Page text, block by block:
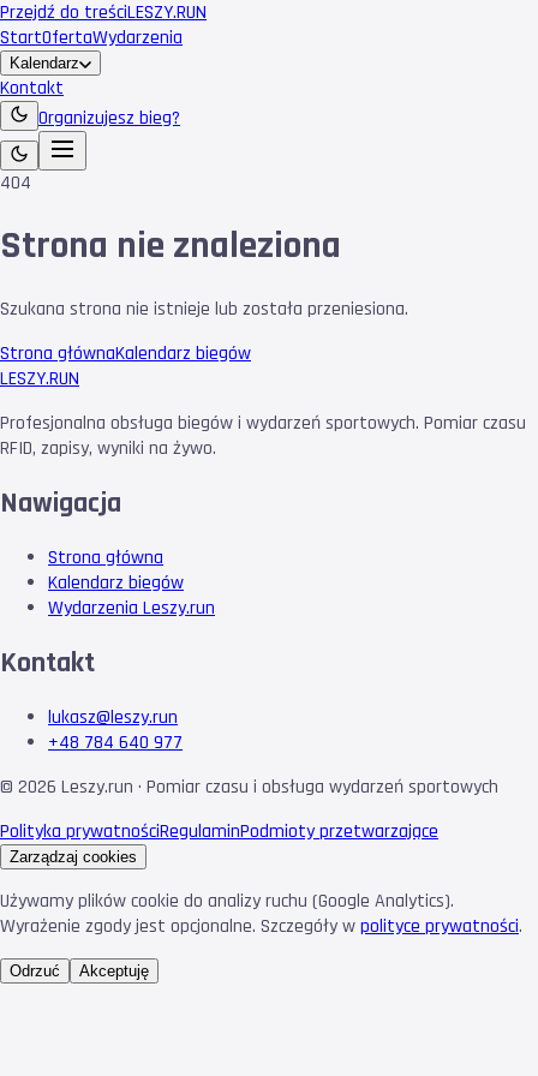
Przejdź do treściLESZY.RUN
StartOfertaWydarzenia
Kalendarz
Kontakt
Organizujesz bieg?
404
Strona nie znaleziona
Szukana strona nie istnieje lub została przeniesiona.
Strona głównaKalendarz biegów
LESZY.RUN
Profesjonalna obsługa biegów i wydarzeń sportowych. Pomiar czasu
RFID, zapisy, wyniki na żywo.
Nawigacja
Strona główna
Kalendarz biegów
Wydarzenia Leszy.run
Kontakt
lukasz@leszy.run
+48 784 640 977
© 2026 Leszy.run · Pomiar czasu i obsługa wydarzeń sportowych
Polityka prywatnościRegulaminPodmioty przetwarzające
Zarządzaj cookies
Używamy plików cookie do analizy ruchu (Google Analytics).
Wyrażenie zgody jest opcjonalne. Szczegóły wpolityce prywatności.
Odrzuć Akceptuję